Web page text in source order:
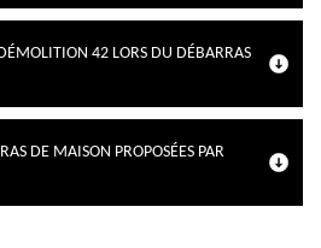
42 LORS DU DÉBARRAS
DE MAISON PROPOSÉES PAR